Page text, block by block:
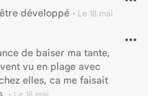
développé • Le 18 mai
de baiser ma tante,
vu en plage avec
elles, ca me faisait